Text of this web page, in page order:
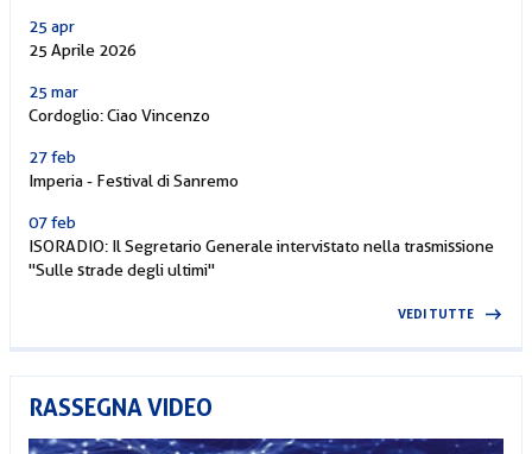
25 apr
25 Aprile 2026
25 mar
Cordoglio: Ciao Vincenzo
27 feb
Imperia - Festival di Sanremo
07 feb
ISORADIO: Il Segretario Generale intervistato nella trasmissione
"Sulle strade degli ultimi"
VEDI TUTTE
RASSEGNA VIDEO